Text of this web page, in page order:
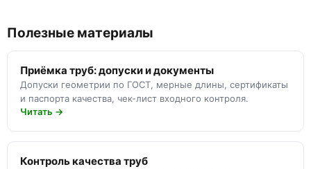
Полезные материалы
Приёмка труб: допуски и документы
Допуски геометрии по ГОСТ, мерные длины, сертификаты
и паспорта качества, чек-лист входного контроля.
Читать →
Контроль качества труб